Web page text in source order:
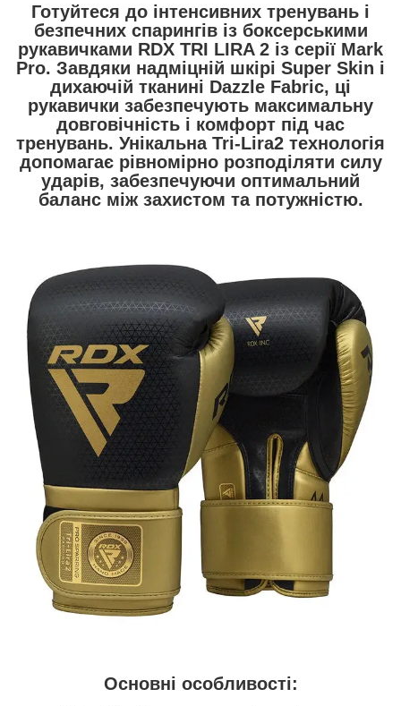
Готуйтеся до інтенсивних тренувань і
безпечних спарингів із боксерськими
рукавичками RDX TRI LIRA 2 із серії Mark
Pro. Завдяки надміцній шкірі Super Skin і
дихаючій тканині Dazzle Fabric, ці
рукавички забезпечують максимальну
довговічність і комфорт під час
тренувань. Унікальна Tri-Lira2 технологія
допомагає рівномірно розподіляти силу
ударів, забезпечуючи оптимальний
баланс між захистом та потужністю.
Основні особливості: